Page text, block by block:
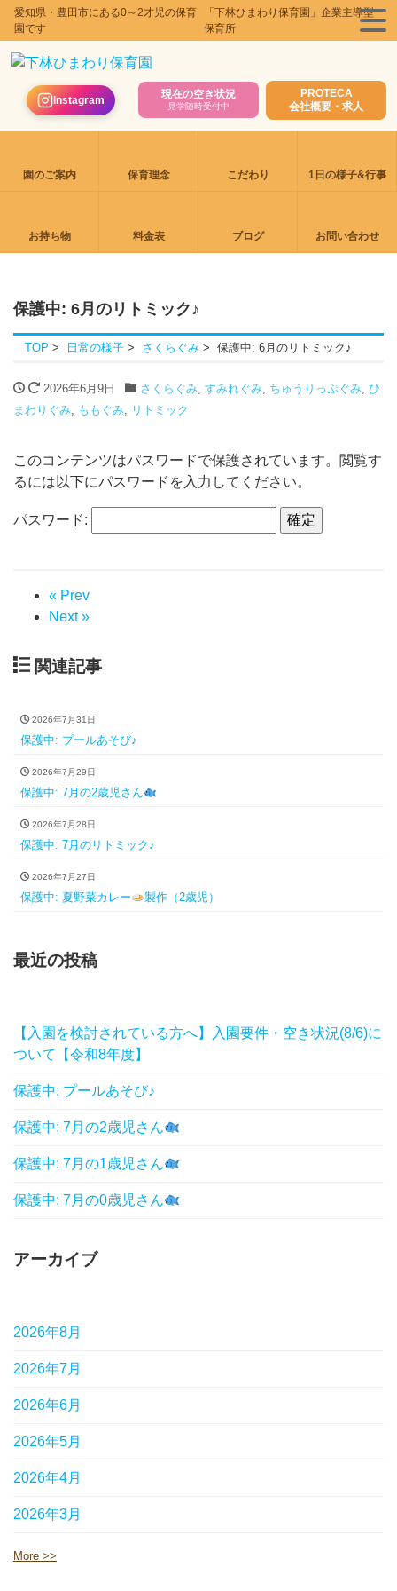
愛知県・豊田市にある0～2才児の保育
園です
「下林ひまわり保育園」企業主導型
保育所
Instagram 現在の空き状況
見学随時受付中
PROTECA
会社概要・求人
園のご案内 保育理念 こだわり 1日の様子&行事
お持ち物 料金表 ブログ お問い合わせ
保護中: 6月のリトミック♪
TOP 日常の様子 さくらぐみ 保護中: 6月のリトミック♪
2026年6月9日 さくらぐみ, すみれぐみ, ちゅうりっぷぐみ, ひ
まわりぐみ
ももぐみ リトミック
このコンテンツはパスワードで保護されています。閲覧す
るには以下にパスワードを入力してください。
パスワード:
« Prev
Next »
関連記事
2026年7月31日
保護中: プールあそび♪
2026年7月29日
保護中: 7月の2歳児さん
2026年7月28日
保護中: 7月のリトミック♪
2026年7月27日
保護中: 夏野菜カレー 製作（2歳児）
最近の投稿
【入園を検討されている方へ】入園要件・空き状況(8/6)に
ついて【令和8年度】
保護中: プールあそび♪
保護中: 7月の2歳児さん
保護中: 7月の1歳児さん
保護中: 7月の0歳児さん
アーカイブ
2026年8月
2026年7月
2026年6月
2026年5月
2026年4月
2026年3月
More >>